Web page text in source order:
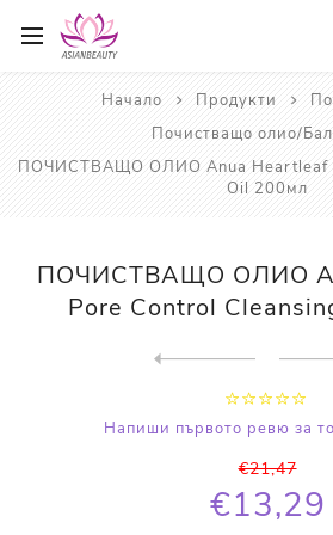
Начало Продукти
Почистващо олио/
ПОЧИСТВАЩО ОЛИО Anua Heartleaf
Oil 200мл
ПОЧИСТВАЩО ОЛИО
Pore Control
Напиши първото ревю за
€21,47
€13,29